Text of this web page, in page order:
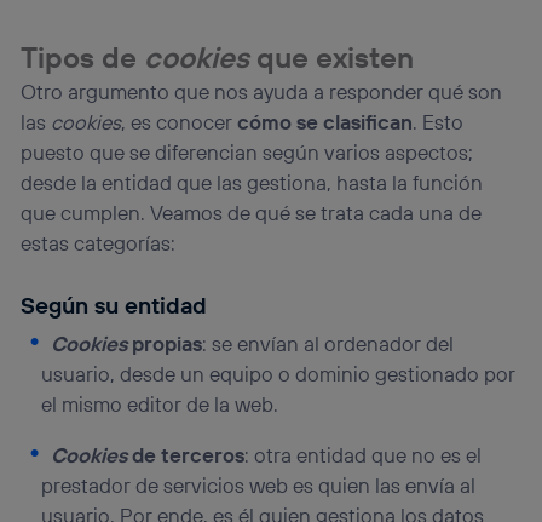
Tipos de cookies que existen
Otro argumento que nos ayuda a responder qué son
las cookies, es conocercómo se clasifican. Esto
puesto que se diferencian según varios aspectos;
desde la entidad que las gestiona, hasta la función
que cumplen. Veamos de qué se trata cada una de
estas categorías:
Según su entidad
Cookiespropias: se envían al ordenador del
usuario, desde un equipo o dominio gestionado por
el mismo editor de la web.
Cookiesde terceros: otra entidad que no es el
prestador de servicios web es quien las envía al
usuario. Por ende, es él quien gestiona los datos